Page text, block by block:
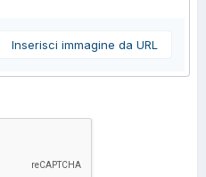
Inserisci immagine da URL